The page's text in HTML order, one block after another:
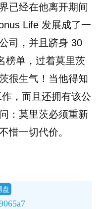
已经在他离开期间
Life 发展成了一
司，并且跻身 30
榜单，过着莫里茨
很生气！当他得知
，而且还拥有该公
：莫里茨必须重新
惜一切代价。
盘